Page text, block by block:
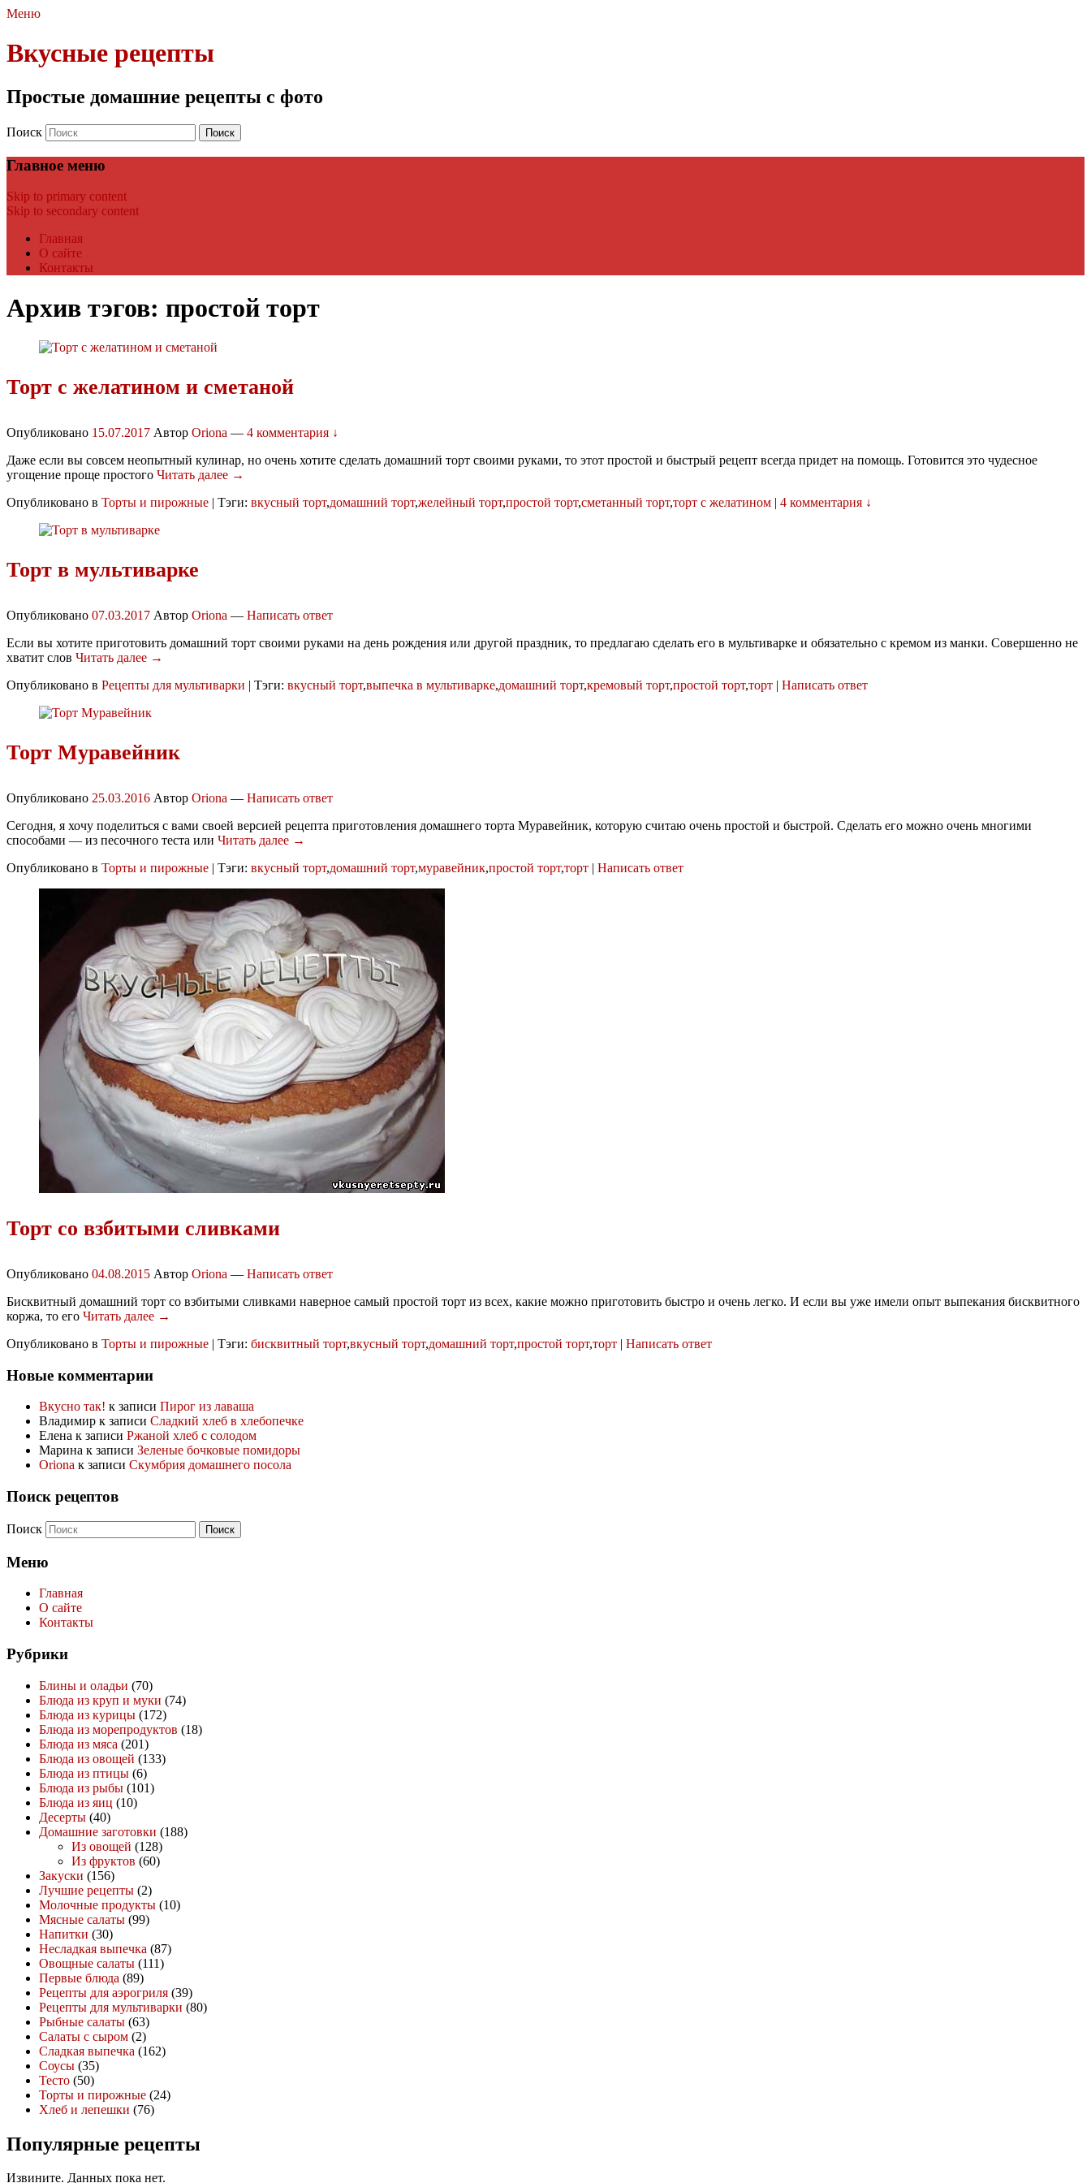
Меню
Вкусные рецепты
Простые домашние рецепты с фото
Поиск
Главное меню
Skip to primary content
Skip to secondary content
Главная
О сайте
Контакты
Архив тэгов: простой торт
Торт с желатином и сметаной
Опубликовано 15.07.2017 Автор Oriona — 4 комментария ↓
Даже если вы совсем неопытный кулинар, но очень хотите сделать домашний торт своими руками, то этот простой и быстрый рецепт всегда придет на помощь. Готовится это чудесное
угощение проще простого Читать далее →
Опубликовано в Торты и пирожные | Тэги: вкусный торт,домашний торт,желейный торт,простой торт,сметанный торт,торт с желатином | 4 комментария ↓
Торт в мультиварке
Опубликовано 07.03.2017 Автор Oriona — Написать ответ
Если вы хотите приготовить домашний торт своими руками на день рождения или другой праздник, то предлагаю сделать его в мультиварке и обязательно с кремом из манки. Совершенно не
хватит слов Читать далее →
Опубликовано в Рецепты для мультиварки | Тэги: вкусный торт,выпечка в мультиварке,домашний торт,кремовый торт,простой торт,торт | Написать ответ
Торт Муравейник
Опубликовано 25.03.2016 Автор Oriona — Написать ответ
Сегодня, я хочу поделиться с вами своей версией рецепта приготовления домашнего торта Муравейник, которую считаю очень простой и быстрой. Сделать его можно очень многими
способами — из песочного теста или Читать далее →
Опубликовано в Торты и пирожные | Тэги: вкусный торт,домашний торт,муравейник,простой торт,торт | Написать ответ
Торт со взбитыми сливками
Опубликовано 04.08.2015 Автор Oriona — Написать ответ
Бисквитный домашний торт со взбитыми сливками наверное самый простой торт из всех, какие можно приготовить быстро и очень легко. И если вы уже имели опыт выпекания бисквитного
коржа, то его Читать далее →
Опубликовано в Торты и пирожные | Тэги: бисквитный торт,вкусный торт,домашний торт,простой торт,торт | Написать ответ
Новые комментарии
Вкусно так! к записи Пирог из лаваша
Владимир к записи Сладкий хлеб в хлебопечке
Елена к записи Ржаной хлеб с солодом
Марина к записи Зеленые бочковые помидоры
Oriona к записи Скумбрия домашнего посола
Поиск рецептов
Поиск
Меню
Главная
О сайте
Контакты
Рубрики
Блины и оладьи (70)
Блюда из круп и муки (74)
Блюда из курицы (172)
Блюда из морепродуктов (18)
Блюда из мяса (201)
Блюда из овощей (133)
Блюда из птицы (6)
Блюда из рыбы (101)
Блюда из яиц (10)
Десерты (40)
Домашние заготовки (188)
Из овощей (128)
Из фруктов (60)
Закуски (156)
Лучшие рецепты (2)
Молочные продукты (10)
Мясные салаты (99)
Напитки (30)
Несладкая выпечка (87)
Овощные салаты (111)
Первые блюда (89)
Рецепты для аэрогриля (39)
Рецепты для мультиварки (80)
Рыбные салаты (63)
Салаты с сыром (2)
Сладкая выпечка (162)
Соусы (35)
Тесто (50)
Торты и пирожные (24)
Хлеб и лепешки (76)
Популярные рецепты
Извините. Данных пока нет.